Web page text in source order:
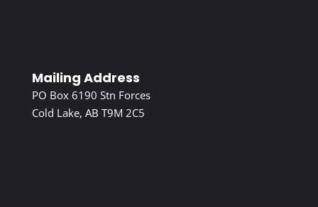
Mailing Address
PO Box 6190 Stn Forces
Cold Lake, AB T9M 2C5